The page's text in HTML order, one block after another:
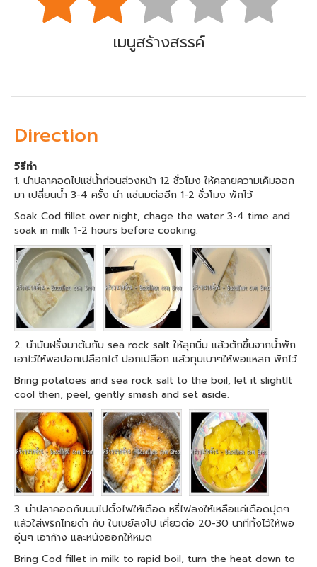
เมนูสร้างสรรค์
Direction
วิธีทำ
1. นำปลาคอดไปแช่น้ำก่อนล่วงหน้า 12 ชั่วโมง ให้คลายความเค็มออก
มา เปลี่ยนน้ำ 3-4 ครั้ง นำ แช่นมต่ออีก 1-2 ชั่วโมง พักไว้
Soak Cod fillet over night, chage the water 3-4 time and
soak in milk 1-2 hours before cooking.
2. นำมันฝรั่งมาต้มกับ sea rock salt ให้สุกนิ่ม แล้วตักขึ้นจากน้ำพัก
เอาไว้ให้พอปอกเปลือกได้ ปอกเปลือก แล้วทุบเบาๆให้พอแหลก พักไว้
Bring potatoes and sea rock salt to the boil, let it slightlt
cool then, peel, gently smash and set aside.
3. นำปลาคอดกับนมไปตั้งไฟให้เดือด หรี่ไฟลงให้เหลือแค่เดือดปุดๆ
แล้วใส่พริกไทยดำ กับ ใบเบย์ลงไป เคี่ยวต่อ 20-30 นาทีทิ้งไว้ให้พอ
อุ่นๆ เอาก้าง และหนังออกให้หมด
Bring Cod fillet in milk to rapid boil, turn the heat down to